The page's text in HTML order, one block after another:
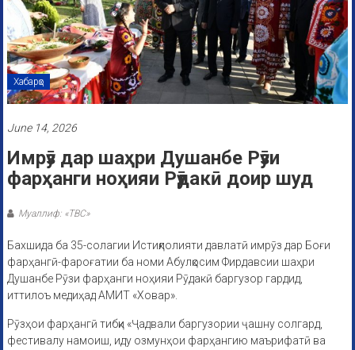
Хабарҳо
June 14, 2026
Имрӯз дар шаҳри Душанбе Рӯзи
фарҳанги ноҳияи Рӯдакӣ доир шуд
Муаллиф: «ТВС»
Бахшида ба 35-солагии Истиқлолияти давлатӣ имрӯз дар Боғи
фарҳангӣ-фароғатии ба номи Абулқосим Фирдавсии шаҳри
Душанбе Рӯзи фарҳанги ноҳияи Рӯдакӣ баргузор гардид,
иттилоъ медиҳад АМИТ «Ховар».
Рӯзҳои фарҳангӣ тибқи «Ҷадвали баргузории ҷашну солгард,
фестивалу намоиш, иду озмунҳои фарҳангию маърифатӣ ва